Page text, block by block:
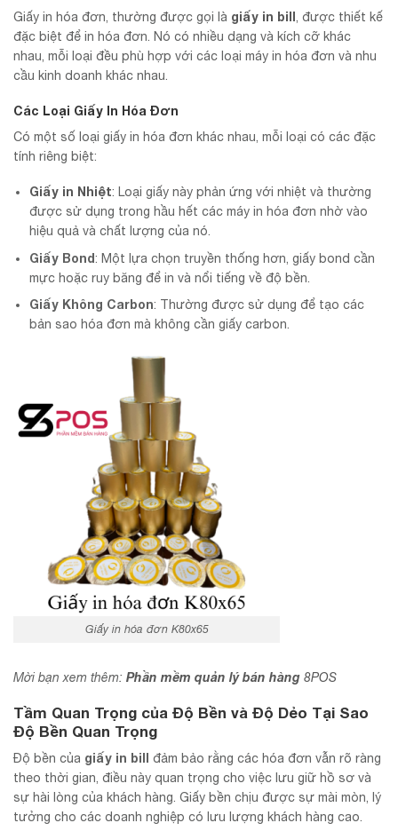
Giấy in hóa đơn, thường được gọi là giấy in bill , được thiết kế
đặc biệt để in hóa đơn. Nó có nhiều dạng và kích cỡ khác
nhau, mỗi loại đều phù hợp với các loại máy in hóa đơn và nhu
cầu kinh doanh khác nhau.
Các Loại Giấy In Hóa Đơn
Có một số loại giấy in hóa đơn khác nhau, mỗi loại có các đặc
tính riêng biệt:
Giấy in Nhiệt: Loại giấy này phản ứng với nhiệt và thường
được sử dụng trong hầu hết các máy in hóa đơn nhờ vào
hiệu quả và chất lượng của nó.
Giấy Bond: Một lựa chọn truyền thống hơn, giấy bond cần
mực hoặc ruy băng để in và nổi tiếng về độ bền.
Giấy Không Carbon: Thường được sử dụng để tạo các
bản sao hóa đơn mà không cần giấy carbon.
Giấy in hóa đơn K80x65
Mời bạn xem thêm: Phần mềm quản lý bán hàng 8POS
Tầm Quan Trọng của Độ Bền và Độ Dẻo Tại Sao
Độ Bền Quan Trọng
Độ bền của giấy in bill đảm bảo rằng các hóa đơn vẫn rõ ràng
theo thời gian, điều này quan trọng cho việc lưu giữ hồ sơ và
sự hài lòng của khách hàng. Giấy bền chịu được sự mài mòn, lý
tưởng cho các doanh nghiệp có lưu lượng khách hàng cao.